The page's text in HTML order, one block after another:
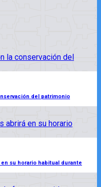
del patrimonio
su horario habitual durante